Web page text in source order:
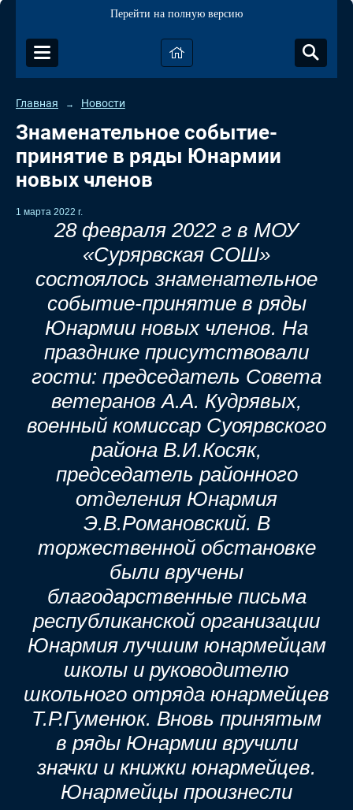
Перейти на полную версию
Главная → Новости
Знаменательное событие-
принятие в ряды Юнармии
новых членов
1 марта 2022 г.
28 февраля 2022 г в МОУ
«Сурярвская СОШ»
состоялось знаменательное
событие-принятие в ряды
Юнармии новых членов. На
празднике присутствовали
гости: председатель Совета
ветеранов А.А. Кудрявых,
военный комиссар Суоярвского
района В.И.Косяк,
председатель районного
отделения Юнармия
Э.В.Романовский. В
торжественной обстановке
были вручены
благодарственные письма
республиканской организации
Юнармия лучшим юнармейцам
школы и руководителю
школьного отряда юнармейцев
Т.Р.Гуменюк. Вновь принятым
в ряды Юнармии вручили
значки и книжки юнармейцев.
Юнармейцы произнесли